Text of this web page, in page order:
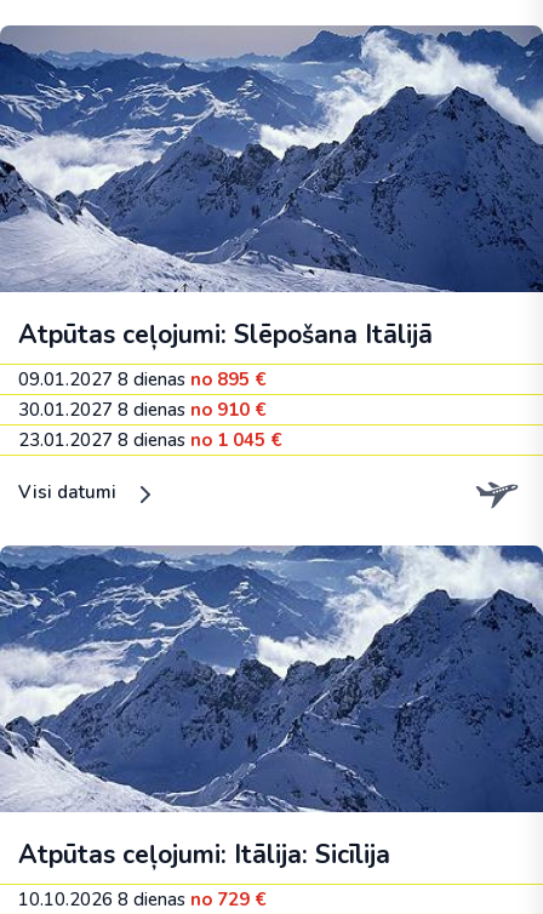
Atpūtas ceļojumi: Slēpošana Itālijā
09.01.2027 8 dienas no 895 €
30.01.2027 8 dienas no 910 €
23.01.2027 8 dienas no 1 045 €
Visi datumi
Atpūtas ceļojumi: Itālija: Sicīlija
10.10.2026 8 dienas no 729 €